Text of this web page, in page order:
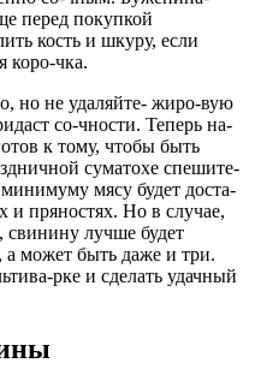
перед покупкой
кость и шкуру, если
коро-чка.
но не удаляйте- жиро-вую
со-чности. Теперь на-
к тому, чтобы быть
суматохе спешите-
мясу будет доста-
и пряностях. Но в случае,
свинину лучше будет
а может быть даже и три.
рке и сделать удачный